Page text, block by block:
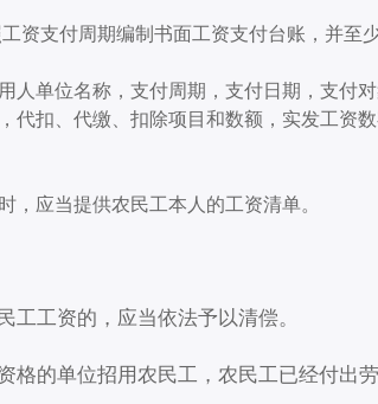
资支付周期编制书面工资支付台账，并至少
人单位名称，支付周期，支付日期，支付
代扣、代缴、扣除项目和数额，实发工资
，应当提供农民工本人的工资清单。
工工资的，应当依法予以清偿。
格的单位招用农民工，农民工已经付出